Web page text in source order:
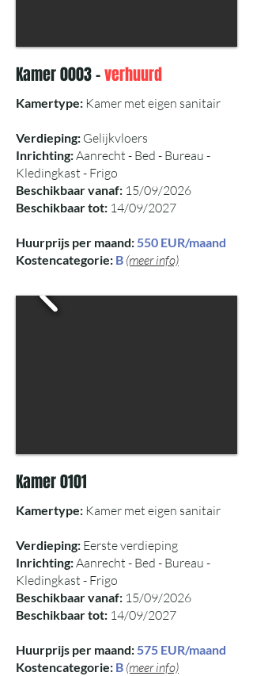
Kamer 0003 -verhuurd
Kamertype: Kamer met eigen sanitair
Verdieping: Gelijkvloers
Inrichting:Aanrecht - Bed - Bureau -
Kledingkast - Frigo
Beschikbaar vanaf: 15/09/2026
Beschikbaar tot: 14/09/2027
Huurprijs per maand:550 EUR/maand
Kostencategorie: B (meer info)
Kamer 0101
Kamertype: Kamer met eigen sanitair
Verdieping: Eerste verdieping
Inrichting:Aanrecht - Bed - Bureau -
Kledingkast - Frigo
Beschikbaar vanaf: 15/09/2026
Beschikbaar tot: 14/09/2027
Huurprijs per maand:575 EUR/maand
Kostencategorie: B (meer info)